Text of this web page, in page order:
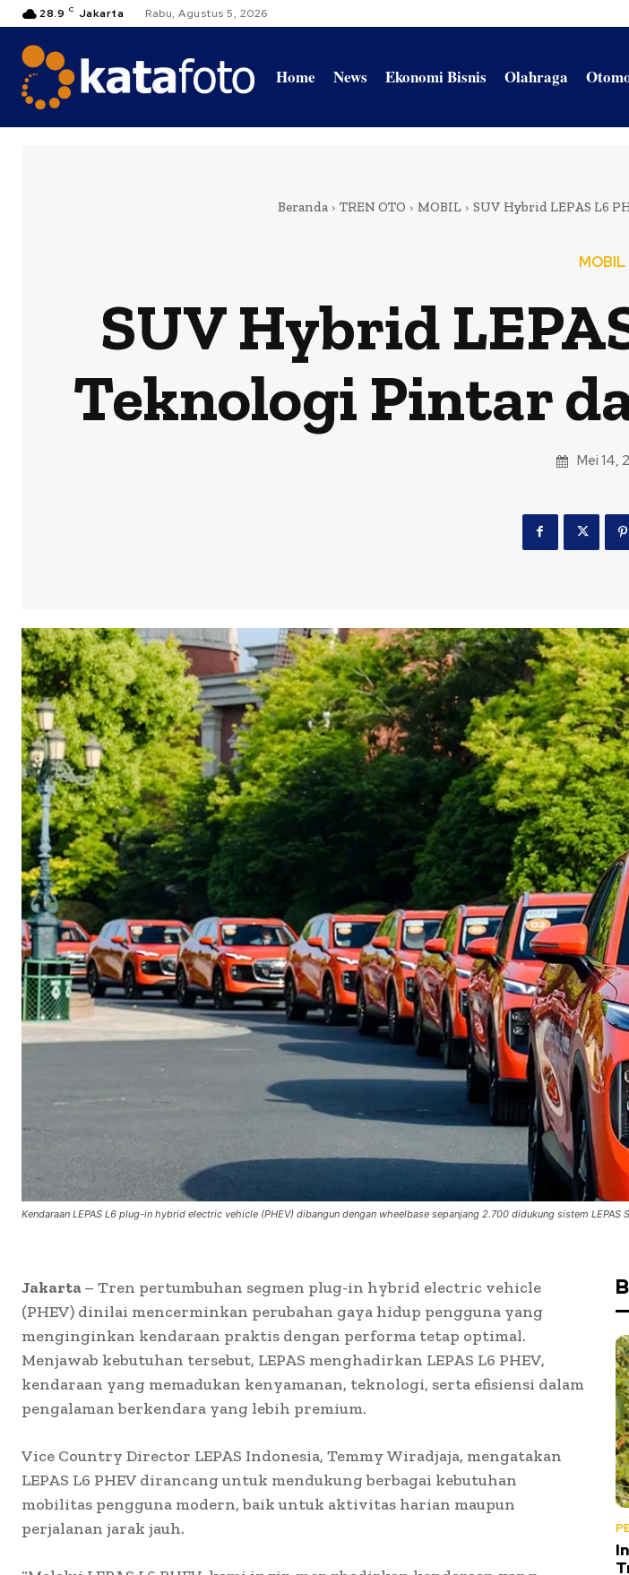
28.9 C Jakarta Rabu, Agustus 5, 2026
Home News Ekonomi Bisnis Olahraga
Beranda TREN OTO MOBIL SUV Hybrid LEPAS L6
MOBIL
SUV Hybrid
Teknologi Pintar
Mei 14,
Kendaraan LEPAS L6 plug-in hybrid electric vehicle (PHEV) dibangun dengan wheelbase sepanjang 2.700 didukung sistem LEPAS
Jakarta– Tren pertumbuhan segmen plug-in hybrid electric vehicle
(PHEV) dinilai mencerminkan perubahan gaya hidup pengguna yang
menginginkan kendaraan praktis dengan performa tetap optimal.
Menjawab kebutuhan tersebut, LEPAS menghadirkan LEPAS L6 PHEV,
kendaraan yang memadukan kenyamanan, teknologi, serta efisiensi dalam
pengalaman berkendara yang lebih premium.
Vice Country Director LEPAS Indonesia, Temmy Wiradjaja, mengatakan
LEPAS L6 PHEV dirancang untuk mendukung berbagai kebutuhan
mobilitas pengguna modern, baik untuk aktivitas harian maupun
perjalanan jarak jauh.